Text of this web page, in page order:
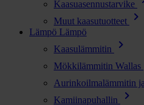
Kaasuasennustarvike
Muut kaasutuotteet chevron_right
Lämpö Lämpö
Kaasulämmitin
chevron_right
Mökkilämmitin Wallas
Aurinkoilmalämmitin
Kamiinapuhallin chevron_right